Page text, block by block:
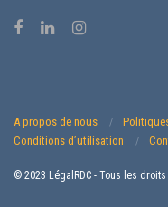
A propos de nous
Conditions d’utilisation
© 2023 LégalRDC - Tous les